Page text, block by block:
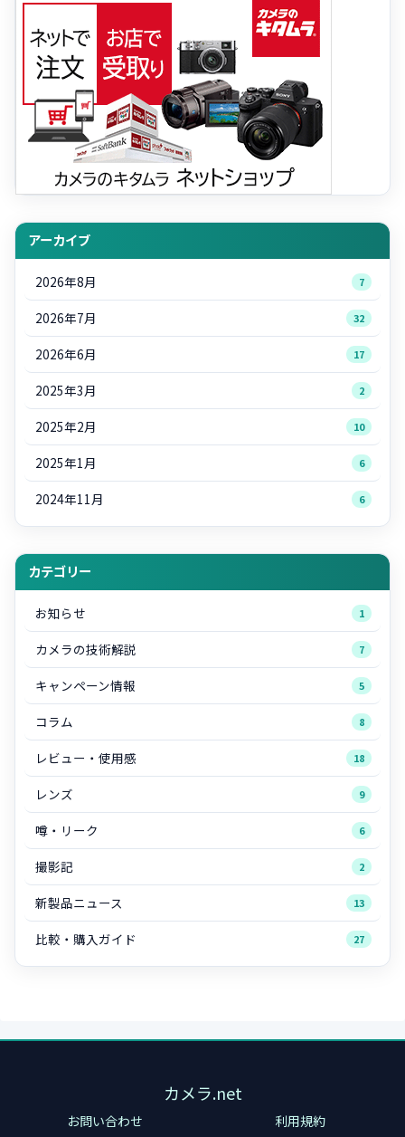
アーカイブ
2026年8月 7
2026年7月 32
2026年6月 17
2025年3月 2
2025年2月 10
2025年1月 6
2024年11月 6
カテゴリー
お知らせ 1
カメラの技術解説 7
キャンペーン情報 5
コラム 8
レビュー・使用感 18
レンズ 9
噂・リーク 6
撮影記 2
新製品ニュース 13
比較・購入ガイド 27
カメラ.net
お問い合わせ 利用規約